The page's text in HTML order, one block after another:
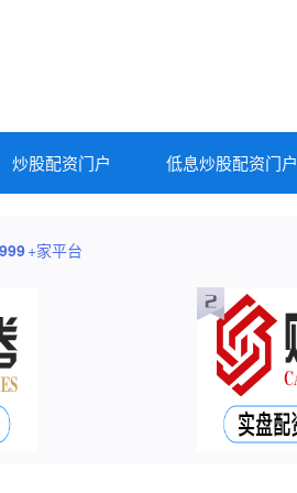
炒股配资门户 低息炒股配资门户
999+家平台